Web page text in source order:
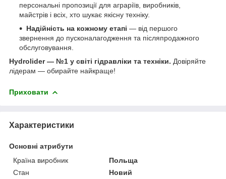
персональні пропозиції для аграріїв, виробників,
майстрів і всіх, хто шукає якісну техніку.
Надійність на кожному етапі — від першого
звернення до пусконалагодження та післяпродажного
обслуговування.
Hydrolider — №1 у світі гідравліки та техніки. Довіряйте
лідерам — обирайте найкраще!
Приховати
Характеристики
Основні атрибути
Країна виробник
Польща
Стан
Новий